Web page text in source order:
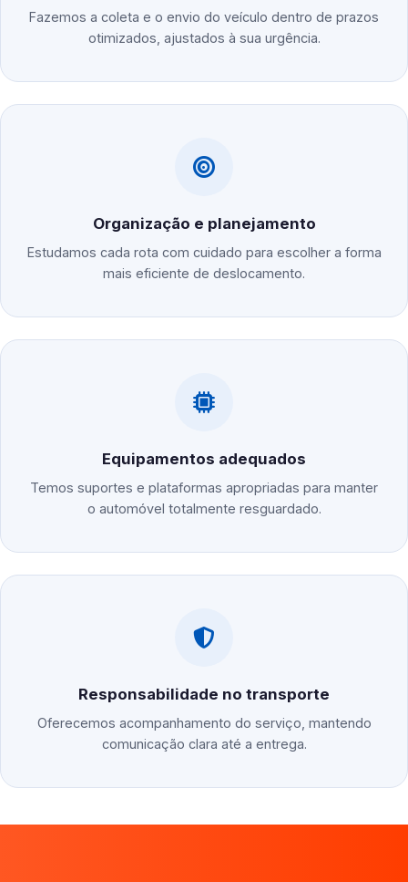
Fazemos a coleta e o envio do veículo dentro de prazos
otimizados, ajustados à sua urgência.
Organização e planejamento
Estudamos cada rota com cuidado para escolher a forma
mais eficiente de deslocamento.
Equipamentos adequados
Temos suportes e plataformas apropriadas para manter
o automóvel totalmente resguardado.
Responsabilidade no transporte
Oferecemos acompanhamento do serviço, mantendo
comunicação clara até a entrega.